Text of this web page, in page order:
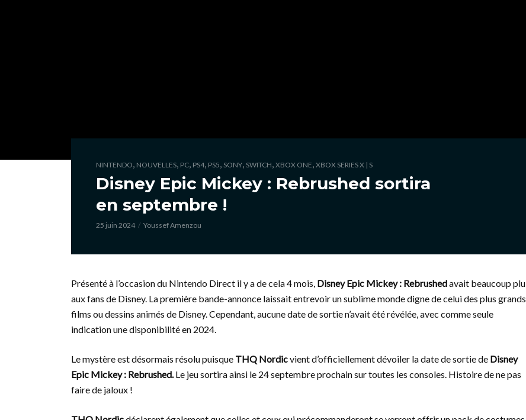
NINTENDO, NOUVELLES, PC, PS4, PS5, SONY, SWITCH, XBOX ONE, XBOX SERIES X | S
Disney Epic Mickey : Rebrushed sortira
en septembre !
25 juin 2024 Youssef Amenzou
Présenté à l’occasion du Nintendo Direct il y a de cela 4 mois, Disney Epic Mickey : Rebrushedavait beaucoup plu
aux fans de Disney. La première bande-annonce laissait entrevoir un sublime monde digne de celui des plus grands
films ou dessins animés de Disney. Cependant, aucune date de sortie n’avait été révélée, avec comme seule
indication une disponibilité en 2024.
Le mystère est désormais résolu puisque THQ Nordicvient d’officiellement dévoiler la date de sortie de Disney
Epic Mickey : Rebrushed.Le jeu sortira ainsi le 24 septembre prochain sur toutes les consoles. Histoire de ne pas
faire de jaloux !